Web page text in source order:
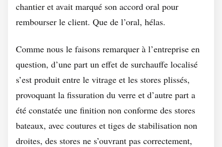
chantier et avait marqué son accord oral pour
rembourser le client. Que de l’oral, hélas.
Comme nous le faisons remarquer à l’entreprise en
question, d’une part un effet de surchauffe localisé
s’est produit entre le vitrage et les stores plissés,
provoquant la fissuration du verre et d’autre part a
été constatée une finition non conforme des stores
bateaux, avec coutures et tiges de stabilisation non
droites, des stores ne s’ouvrant pas correctement,